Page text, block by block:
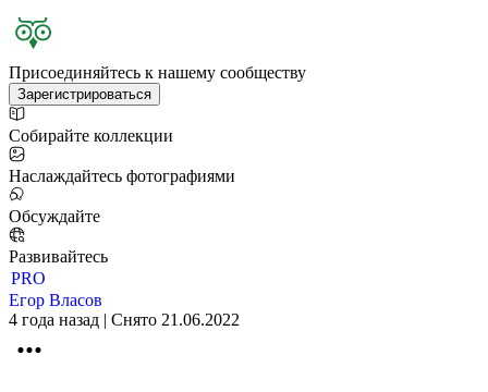
Присоединяйтесь к нашему сообществу
Зарегистрироваться
Собирайте коллекции
Наслаждайтесь фотографиями
Обсуждайте
Развивайтесь
PRO
Егор Власов
4 года назад | Снято 21.06.2022